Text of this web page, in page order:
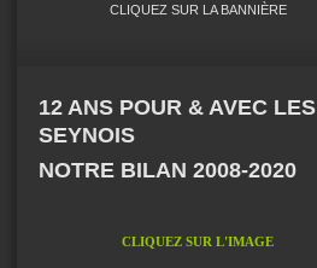
CLIQUEZ SUR LA BANNIÈRE
12 ANS POUR & AVEC LES
SEYNOIS
NOTRE BILAN 2008-2020
CLIQUEZ SUR L'IMAGE